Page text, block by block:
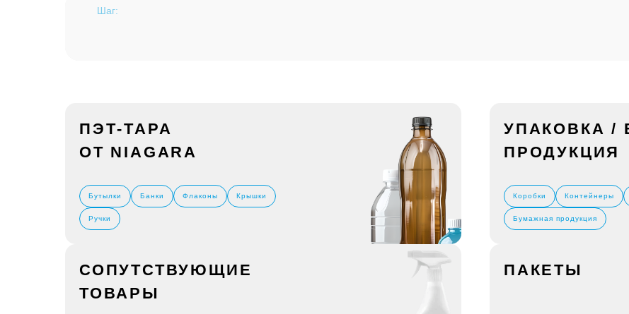
Шаг:
ПЭТ-ТАРА
ОТ NIAGARA
Бутылки Банки Флаконы Крышки
Ручки
УПАКОВКА /
ПРОДУКЦИЯ
Коробки Контейнеры
Бумажная продукция
СОПУТСТВУЮЩИЕ
ТОВАРЫ
ПАКЕТЫ